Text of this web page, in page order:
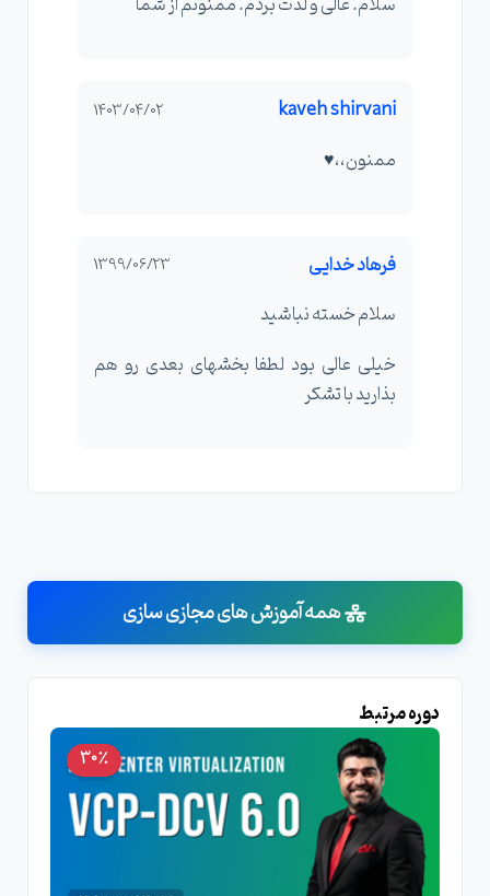
سلام. عالی و لذت بردم. ممنونم از شما
kaveh shirvani
1403/04/02
ممنون،،♥️
فرهاد خدایی 1399/06/23
سلام خسته نباشید
خیلی عالی بود لطفا بخشهای بعدی رو هم
بذارید با تشکر
همه آموزش های مجازی سازی
دوره مرتبط
30٪